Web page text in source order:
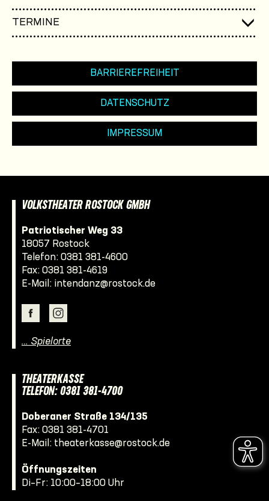
TERMINE
BARRIEREFREIHEIT
DATENSCHUTZ
IMPRESSUM
VOLKSTHEATER ROSTOCK GMBH
Patriotischer Weg 33
18057 Rostock
Telefon: 0381 381-4600
Fax: 0381 381-4619
E-Mail: intendanz@rostock.de
… Spielorte
THEATERKASSE
TELEFON: 0381 381-4700
Doberaner Straße 134/135
Fax: 0381 381-4701
E-Mail: theaterkasse@rostock.de
Öffnungszeiten
Di–Fr: 10:00–18:00 Uhr